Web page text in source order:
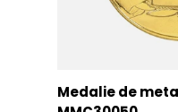
Medalie de